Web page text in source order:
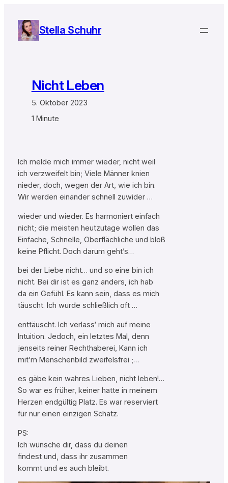
Inhalt
springen
Stella Schuhr
Nicht Leben
5. Oktober 2023
1 Minute
Ich melde mich immer wieder, nicht weil
ich verzweifelt bin; Viele Männer knien
nieder, doch, wegen der Art, wie ich bin.
Wir werden einander schnell zuwider …
wieder und wieder. Es harmoniert einfach
nicht; die meisten heutzutage wollen das
Einfache, Schnelle, Oberflächliche und bloß
keine Pflicht. Doch darum geht’s…
bei der Liebe nicht… und so eine bin ich
nicht. Bei dir ist es ganz anders, ich hab
da ein Gefühl. Es kann sein, dass es mich
täuscht. Ich wurde schließlich oft …
enttäuscht. Ich verlass‘ mich auf meine
Intuition. Jedoch, ein letztes Mal, denn
jenseits reiner Rechthaberei, Kann ich
mit’m Menschenbild zweifelsfrei ;…
es gäbe kein wahres Lieben, nicht leben!…
So war es früher, keiner hatte in meinem
Herzen endgültig Platz. Es war reserviert
für nur einen einzigen Schatz.
PS:
Ich wünsche dir, dass du deinen
findest und, dass ihr zusammen
kommt und es auch bleibt.